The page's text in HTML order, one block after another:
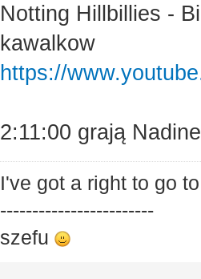
Notting Hillbillies -
kawalkow
https://
2:11:00 grają
I've got a right to go
------------------------
szefu